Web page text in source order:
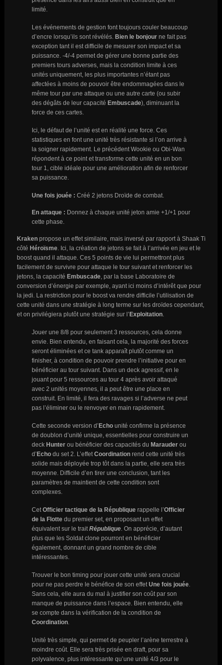
limité.
Les événements de gestion font toujours couler beaucoup
d’encre lorsqu’ils sont révélés. Bien le bonjour ne fait pas
exception tant il est difficile de mesurer son impact et sa
puissance. -4/-4 permet de gérer une bonne partie des
premiers tours adverses, mais la condition limite à ces
unités uniquement, les plus importantes n’étant pas
affectées à moins de pouvoir être endommagées dans le
même tour par une attaque ou une autre carte (ou subir
des dégâts de leur capacité Embuscade), diminuant la
force de ces cartes.
Ici, le défaut de l’unité est en réalité une force. Ces
statistiques en font une unité très résistante si l’on arrive à
la soigner rapidement. Le précédent Wookie ou Obi-Wan
répondent à ce point et transforme cette unité en un bon
tour 1, cible idéale pour une amélioration afin de renforcer
sa puissance.
Une fois jouée : Créé 2 jetons Droïde de combat.
En attaque : Donnez à chaque unité jeton amie +1/+1 pour
cette phase.
Kraken propose un effet similaire, mais inversé par rapport à Shaak Ti
côté Héroïsme. Ici, la création de jetons se fait à l’arrivée en jeu et le
boost quand il attaque. Ces 5 points de vie lui permettront plus
facilement de survivre pour attaque le tour suivant et renforcer les
jetons, la capacité Embuscade, par la base Laboratoire de
conversion d’énergie par exemple, ayant ici moins d’intérêt que pour
la jedi. La restriction pour le boost va rendre difficile l’utilisation de
cette unité dans une stratégie à long terme sur les droïdes cependant,
et on privilégiera plutôt une stratégie sur l’ Exploitation.
Jouer une 8/8 pour seulement 3 ressources, cela donne
envie. Bien entendu, en faisant cela, la majorité des forces
seront éliminées et ce tank apparaît plutôt comme un
finisher, à condition de pouvoir prendre l’initiative pour en
bénéficier au tour suivant. Dans un deck agressif, en le
jouant pour 5 ressources au tour 4 après avoir attaqué
avec 2 unités moyennes, il a peut être une place en
construit. En limité, il fera des ravages si l’adverse ne peut
pas l’éliminer ou le renvoyer en main rapidement.
Cette seconde version d’ Echounité confirme la présence
de doublon d’unité unique, essentielles pour construire un
deck Hunter ou bénéficier des capacités du Marauder ou
d’ Echodu set 2. L’effetCoordination rend cette unité très
solide mais déployée trop tôt dans la partie, elle sera très
moyenne. Difficile d’en tirer une conclusion, tant les
paramètres de maintient de cette condition sont
complexes.
CetOfficier tactique de la Républiquerappelle l’Officier
de la Flottedu premier set, en proposant un effet
équivalent sur le traitRépublique. On apprécie, d’autant
plus que les Soldat clone pourront en bénéficier
également, donnant un grand nombre de cible
intéressantes.
Trouver le bon timing pour jouer cette unité sera crucial
pour ne pas perdre le bénéfice de son effetUne fois jouée.
Sans cela, elle aura du mal à justifier son coût par son
manque de puissance dans l’espace. Bien entendu, elle
se compte dans la vérification de la condition de
Coordination.
Unité très simple, qui permet de peupler l’arène terrestre à
moindre coût. Elle sera très prisée en draft, pour sa
polyvalence, plus intéressante qu’une unité 4/3 pour le